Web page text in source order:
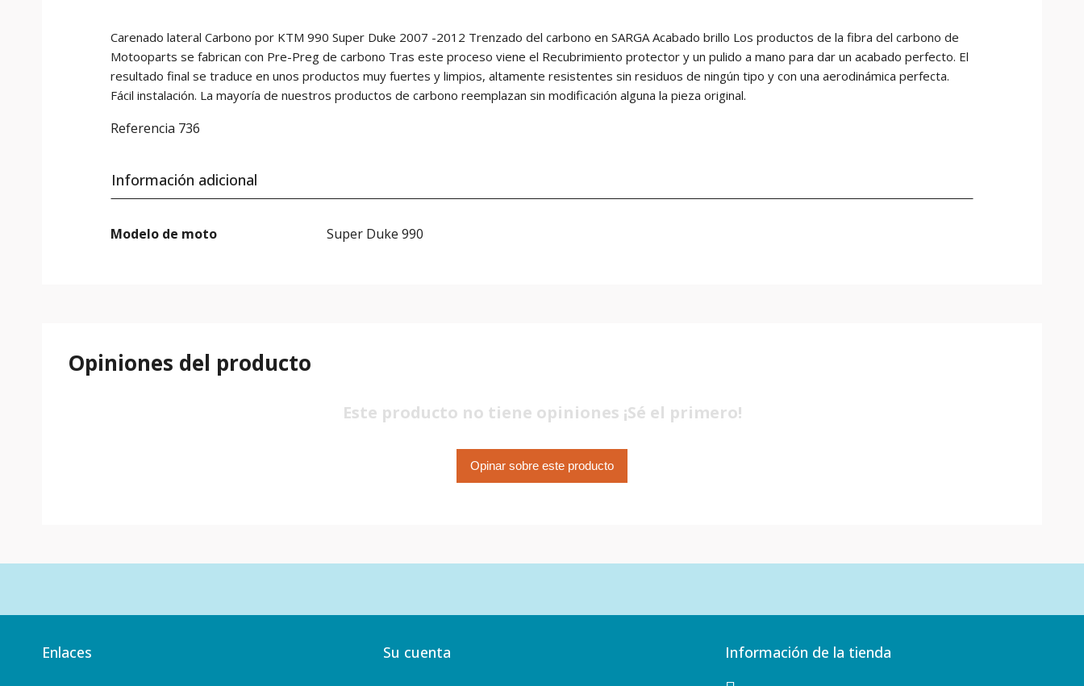
Carenado lateral Carbono por KTM 990 Super Duke 2007 -2012 Trenzado del carbono en SARGA Acabado brillo Los productos de la fibra del carbono de
Motooparts se fabrican con Pre-Preg de carbono Tras este proceso viene el Recubrimiento protector y un pulido a mano para dar un acabado perfecto. El
resultado final se traduce en unos productos muy fuertes y limpios, altamente resistentes sin residuos de ningún tipo y con una aerodinámica perfecta.
Fácil instalación. La mayoría de nuestros productos de carbono reemplazan sin modificación alguna la pieza original.
Referencia 736
Información adicional
Modelo de moto Super Duke 990
Opiniones del producto
Este producto no tiene opiniones ¡Sé el primero!
Opinar sobre este producto
Enlaces Su cuenta Información de la tienda